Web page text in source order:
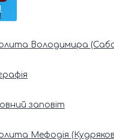
Володимира
заповіт
Мефодія